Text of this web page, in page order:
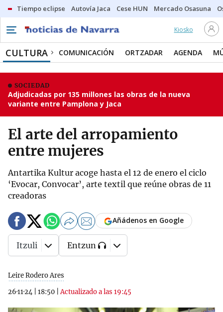
Tiempo eclipse Autovía Jaca Cese HUN Mercado Osasuna
Kiosko
CULTURA COMUNICACIÓN ORTZADAR AGENDA
SOCIEDAD
Adjudicadas por 135 millones las obras de la nueva
variante entre Pamplona y Jaca
El arte del arropamiento
entre mujeres
Antartika Kultur acoge hasta el 12 de enero el ciclo
‘Evocar, Convocar’, arte textil que reúne obras de 11
creadoras
Leire Rodero Ares
26·11·24
18:50 |Actualizado a las 19:45
Añádenos en Google
Itzuli Entzun